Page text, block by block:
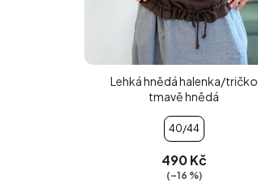
Lehká hnědá halenka/tričko
tmavě hnědá
40/44
490 Kč
(–16 %)